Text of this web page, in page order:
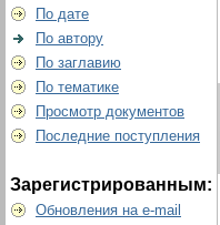
По дате
По автору
По заглавию
По тематике
Просмотр документов
Последние поступления
Зарегистрированным:
Обновления на e-mail